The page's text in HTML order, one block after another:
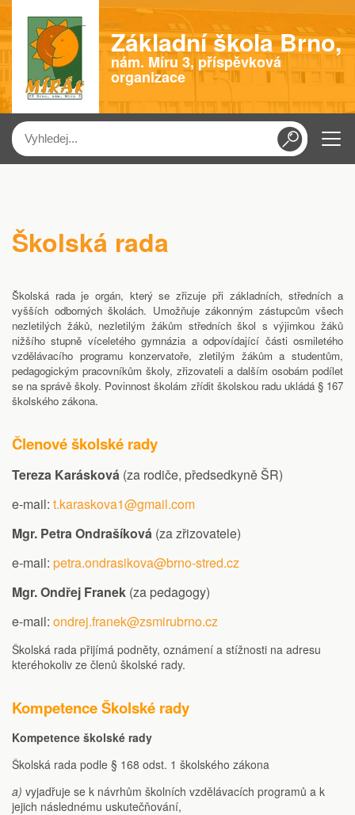
Základní škola Brno,
nám. Míru 3, příspěvková
organizace
Menu
Školská rada
Školská rada je orgán, který se zřizuje při základních, středních a
vyšších odborných školách. Umožňuje zákonným zástupcům všech
nezletilých žáků, nezletilým žákům středních škol s výjimkou žáků
nižšího stupně víceletého gymnázia a odpovídající části osmiletého
vzdělávacího programu konzervatoře, zletilým žákům a studentům,
pedagogickým pracovníkům školy, zřizovateli a dalším osobám podílet
se na správě školy. Povinnost školám zřídit školskou radu ukládá § 167
školského zákona.
Členové školské rady
Tereza Karásková (za rodiče, předsedkyně ŠR)
e-mail: t.karaskova1@gmail.com
Mgr. Petra Ondrašíková (za zřizovatele)
e-mail: petra.ondrasikova@brno-stred.cz
Mgr. Ondřej Franek (za pedagogy)
e-mail: ondrej.franek@zsmirubrno.cz
Školská rada přijímá podněty, oznámení a stížnosti na adresu
kteréhokoliv ze členů školské rady.
Kompetence Školské rady
Kompetence školské rady
Školská rada podle § 168 odst. 1 školského zákona
a) vyjadřuje se k návrhům školních vzdělávacích programů a k
jejich následnému uskutečňování,